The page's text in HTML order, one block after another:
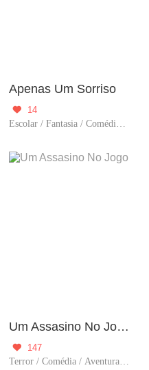
Apenas Um Sorriso

14
Escolar / Fantasia / Comédia / Criadore
Um Assasino No Jogo

147
Terror / Comédia / Aventura / Criadore